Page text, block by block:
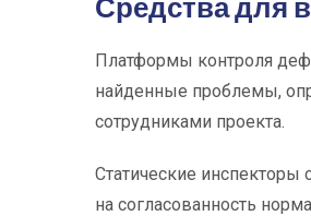
Платформы контроля
найденные проблемы,
сотрудниками проекта.
Статические
на согласованность